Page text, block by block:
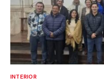
INTERIOR